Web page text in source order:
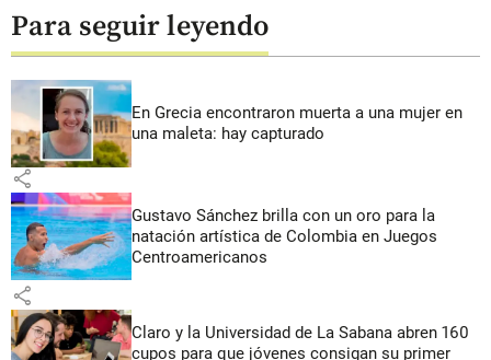
Para seguir leyendo
En Grecia encontraron muerta a una mujer en
una maleta: hay capturado
share
Gustavo Sánchez brilla con un oro para la
natación artística de Colombia en Juegos
Centroamericanos
share
Claro y la Universidad de La Sabana abren 160
cupos para que jóvenes consigan su primer